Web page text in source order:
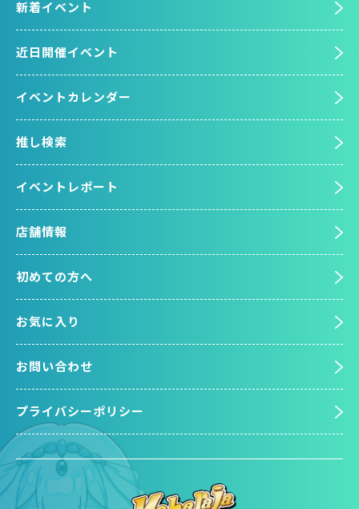
新着イベント
近日開催イベント
イベントカレンダー
推し検索
イベントレポート
店舗情報
初めての方へ
お気に入り
お問い合わせ
プライバシーポリシー